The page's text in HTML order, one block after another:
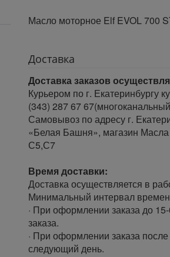
Масло моторное Elf EVOL 700
Доставка
Доставка заказов
Курьером по г. Екатеринбургу
(343) 287 67
Самовывоз по адресу г.
«Белая Башня», магазин
С5,С7
Время доставки:
Доставка осуществляется в
Минимальный интервал
· При оформлении заказа до
заказа.
· При оформлении заказа
следующий день.